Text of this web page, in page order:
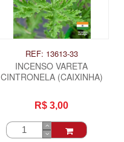
REF: 13613-33
INCENSO VARETA
CINTRONELA (CAIXINHA)
R$ 3,00